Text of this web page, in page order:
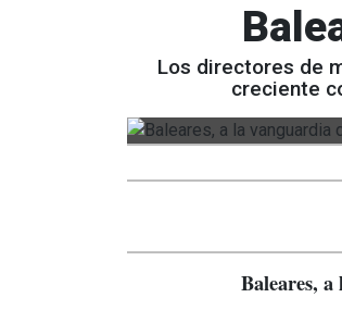
Los directores de
creciente
Baleares,